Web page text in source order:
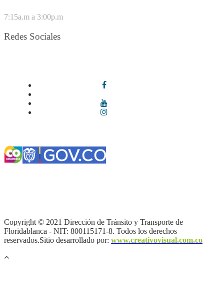
7:15a.m a 3:00p.m
Redes Sociales
Copyright © 2021 Dirección de Tránsito y Transporte de
Floridablanca - NIT: 800115171-8. Todos los derechos
reservados.Sitio desarrollado por: www.creativovisual.com.co